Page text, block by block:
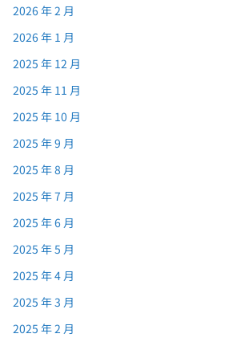
2026 年 2 月
2026 年 1 月
2025 年 12 月
2025 年 11 月
2025 年 10 月
2025 年 9 月
2025 年 8 月
2025 年 7 月
2025 年 6 月
2025 年 5 月
2025 年 4 月
2025 年 3 月
2025 年 2 月